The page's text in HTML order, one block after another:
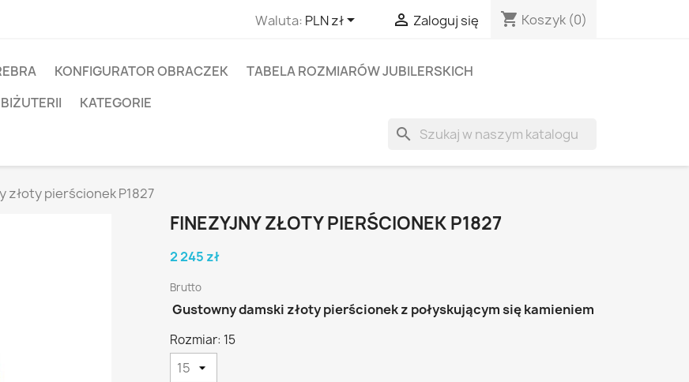
Waluta: PLN zł  Zaloguj się shopping_cart Koszyk (0)
KONFIGURATOR OBRACZEK
TABELA ROZMIARÓW JUBILERSKICH
KATEGORIE
search
złoty pierścionek P1827
FINEZYJNY ZŁOTY PIERŚCIONEK P1827
2 245 zł
Brutto
Gustowny damski złoty pierścionek z połyskującym się kamieniem
Rozmiar: 15